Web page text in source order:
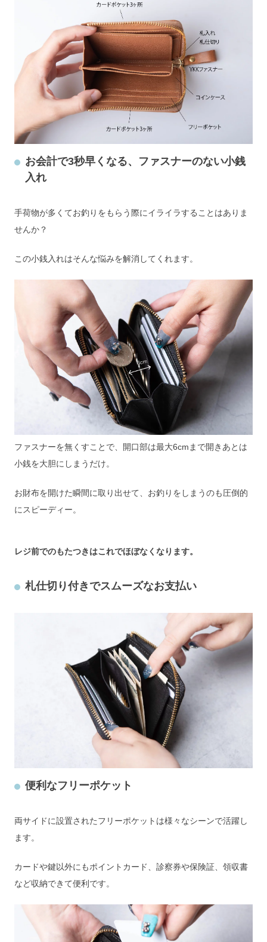
お会計で3秒早くなる、ファスナーのない小銭
入れ
手荷物が多くてお釣りをもらう際にイライラすることはありま
せんか？
この小銭入れはそんな悩みを解消してくれます。
ファスナーを無くすことで、開口部は最大6cmまで開きあとは
小銭を大胆にしまうだけ。
お財布を開けた瞬間に取り出せて、お釣りをしまうのも圧倒的
にスピーディー。
レジ前でのもたつきはこれでほぼなくなります。
札仕切り付きでスムーズなお支払い
便利なフリーポケット
両サイドに設置されたフリーポケットは様々なシーンで活躍し
ます。
カードや鍵以外にもポイントカード、診察券や保険証、領収書
など収納できて便利です。